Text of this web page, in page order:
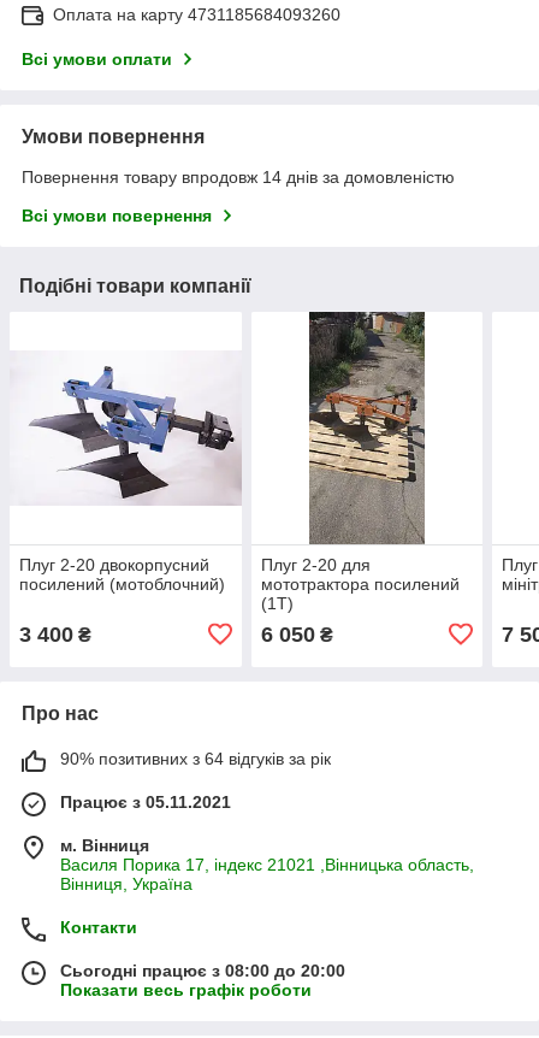
Оплата на карту 4731185684093260
Всі умови оплати
Умови повернення
Повернення товару впродовж 14 днів за домовленістю
Всі умови повернення
Подібні товари компанії
Плуг 2-20 двокорпусний
посилений (мотоблочний)
3 400 ₴
Плуг 2-20 для
мототрактора посилений
(1Т)
6 050₴ 7
Про нас
90% позитивних з 64 відгуків за рік
Працює з 05.11.2021
м. Вінниця
Василя Порика 17, індекс 21021 ,Вінницька область,
Вінниця, Україна
Контакти
Сьогодні працює з 08:00 до 20:00
Показати весь графік роботи